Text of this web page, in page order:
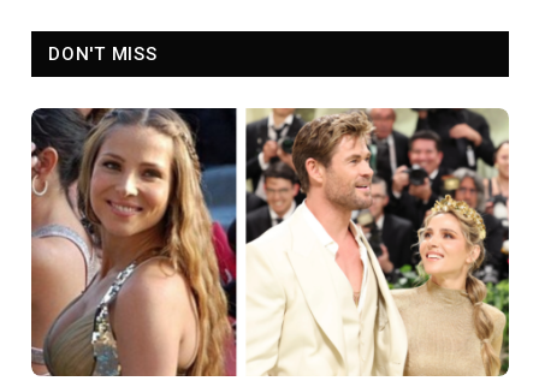
DON'T MISS